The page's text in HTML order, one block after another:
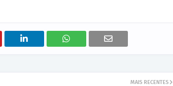
MAIS RECENTES